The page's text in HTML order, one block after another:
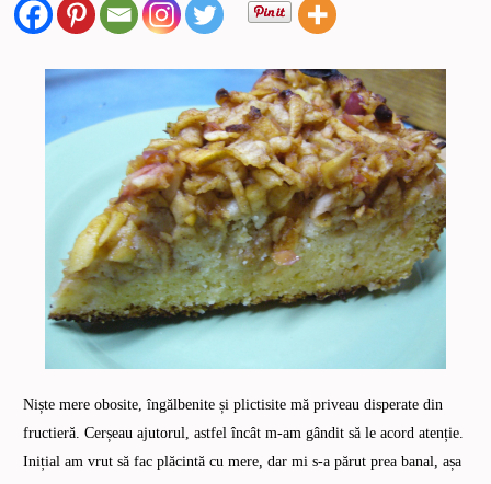
Niște mere obosite, îngălbenite și plictisite mă priveau disperate din
fructieră. Cerșeau ajutorul, astfel încât m-am gândit să le acord atenție.
Inițial am vrut să fac plăcintă cu mere, dar mi s-a părut prea banal, așa